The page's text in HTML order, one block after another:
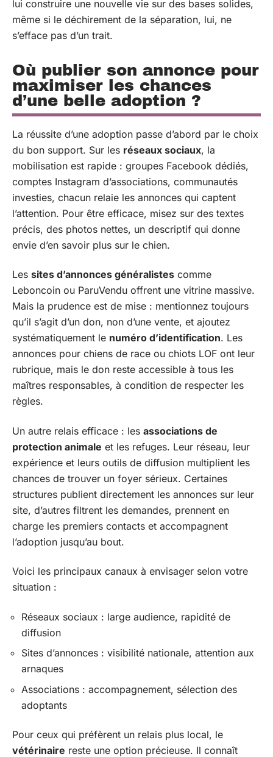
lui construire une nouvelle vie sur des bases solides,
même si le déchirement de la séparation, lui, ne
s’efface pas d’un trait.
Où publier son annonce pour
maximiser les chances
d’une belle adoption ?
La réussite d’une adoption passe d’abord par le choix
du bon support. Sur les réseaux sociaux, la
mobilisation est rapide : groupes Facebook dédiés,
comptes Instagram d’associations, communautés
investies, chacun relaie les annonces qui captent
l’attention. Pour être efficace, misez sur des textes
précis, des photos nettes, un descriptif qui donne
envie d’en savoir plus sur le chien.
Les sites d’annonces généralistes comme
Leboncoin ou ParuVendu offrent une vitrine massive.
Mais la prudence est de mise : mentionnez toujours
qu’il s’agit d’un don, non d’une vente, et ajoutez
systématiquement le numéro d’identification. Les
annonces pour chiens de race ou chiots LOF ont leur
rubrique, mais le don reste accessible à tous les
maîtres responsables, à condition de respecter les
règles.
Un autre relais efficace : les associations de
protection animale et les refuges. Leur réseau, leur
expérience et leurs outils de diffusion multiplient les
chances de trouver un foyer sérieux. Certaines
structures publient directement les annonces sur leur
site, d’autres filtrent les demandes, prennent en
charge les premiers contacts et accompagnent
l’adoption jusqu’au bout.
Voici les principaux canaux à envisager selon votre
situation :
Réseaux sociaux : large audience, rapidité de
diffusion
Sites d’annonces : visibilité nationale, attention aux
arnaques
Associations : accompagnement, sélection des
adoptants
Pour ceux qui préfèrent un relais plus local, le
vétérinaire reste une option précieuse. Il connaît